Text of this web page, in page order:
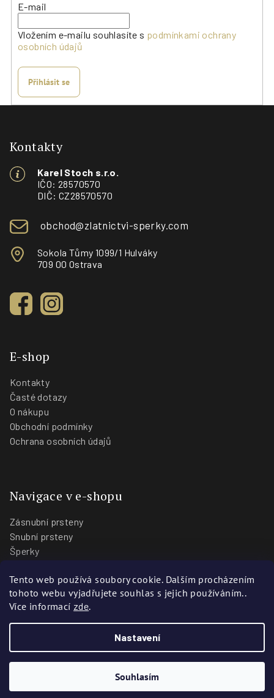
Tento web používá soubory cookie. Dalším procházením
tohoto webu vyjadřujete souhlas s jejich používáním..
Více informací zde.
Nastavení
Souhlasím
E-mail
Vložením e-mailu souhlasíte s podmínkami ochrany
osobních údajů
Přihlásit se
Kontakty
Karel Stoch s.r.o.
IČO: 28570570
DIČ: CZ28570570
obchod@zlatnictvi-sperky.com
Sokola Tůmy 1099/1 Hulváky
709 00 Ostrava
E-shop
Kontakty
Časté dotazy
O nákupu
Obchodní podmínky
Ochrana osobních údajů
Navigace v e-shopu
Zásnubní prsteny
Snubní prsteny
Šperky
Blog
Prodejny
Zlatnictví Stoch. Všechna práva vyhrazena.
VytvořiliWebotvůrci.cz
Vytvořil Shoptet